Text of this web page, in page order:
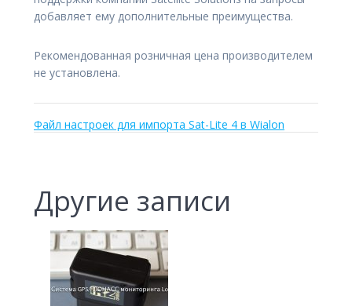
добавляет ему дополнительные преимущества.
Рекомендованная розничная цена производителем
не установлена.
Файл настроек для импорта Sat-Lite 4 в Wialon
Другие записи